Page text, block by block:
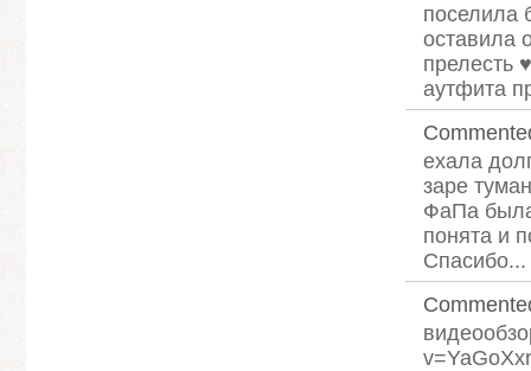
поселила
оставила
прелесть
аутфита
ехала
заре
ФаПа
понята и
Спасибо...